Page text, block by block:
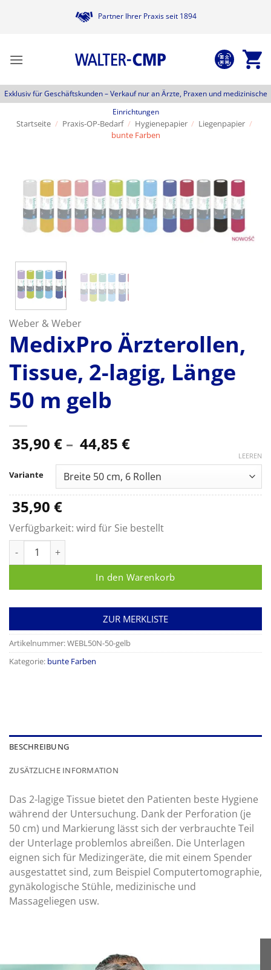
Partner Ihrer Praxis seit 1894
Exklusiv für Geschäftskunden –Verkauf nur an Ärzte, Praxen und medizinische
Einrichtungen
Startseite / Praxis-OP-Bedarf / Hygienepapier / Liegenpapier /
bunte Farben
Weber & Weber
MedixPro Ärzterollen,
Tissue, 2-lagig, Länge
50 m gelb
35,90 € – 44,85 €Preisspanne:
bis
44,85 €
Variante
LEEREN
35,90 €
Verfügbarkeit: wird für Sie bestellt
MedixPro Ärzterollen, Tissue, 2-lagig, Länge 50 m gelb Menge
In den Warenkorb
ZUR MERKLISTE
Artikelnummer:WEBL50N-50-gelb
Kategorie: bunte Farben
BESCHREIBUNG
ZUSÄTZLICHE INFORMATION
Das 2-lagige Tissue bietet den Patienten beste Hygiene
während der Untersuchung. Dank der Perforation (je
50 cm) und Markierung lässt sich der verbrauchte Teil
der Unterlage problemlos abreißen. Die Unterlagen
eignen sich für Medizingeräte, die mit einem Spender
ausgestattet sind, zum Beispiel Computertomographie,
gynäkologische Stühle, medizinische und
Massageliegen usw.